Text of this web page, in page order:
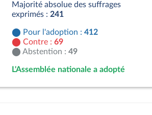
Majorité absolue des suffrages
exprimés : 241
Pour l'adoption : 412
Contre : 69
Abstention : 49
L'Assemblée nationale a adopté